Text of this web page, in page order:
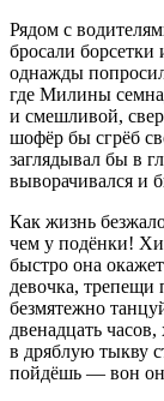
Рядом с
бросали
однажды
где Милины
и смешливой,
шофёр бы сгрёб
заглядывал бы в
выворачивался и
Как жизнь
чем у подёнки!
быстро она
девочка,
безмятежно
двенадцать
в дряблую тыкву
пойдёшь — вон